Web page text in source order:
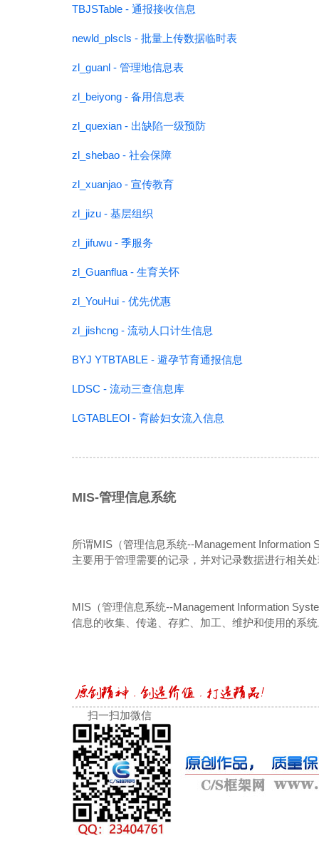
TBJSTable - 通报接收信息
newld_plscls - 批量上传数据临时表
zl_guanl - 管理地信息表
zl_beiyong - 备用信息表
zl_quexian - 出缺陷一级预防
zl_shebao - 社会保障
zl_xuanjao - 宣传教育
zl_jizu - 基层组织
zl_jifuwu - 季服务
zl_Guanflua - 生育关怀
zl_YouHui - 优先优惠
zl_jishcng - 流动人口计生信息
BYJ YTBTABLE - 避孕节育通报信息
LDSC - 流动三查信息库
LGTABLEOl - 育龄妇女流入信息
MIS-管理信息系统
所谓MIS（管理信息系统--Management
主要用于管理需要的记录，并对记录数据进行相关
MIS（管理信息系统--Management Information
信息的收集、传递、存贮、加工、维护和使用的系
扫一扫加微信